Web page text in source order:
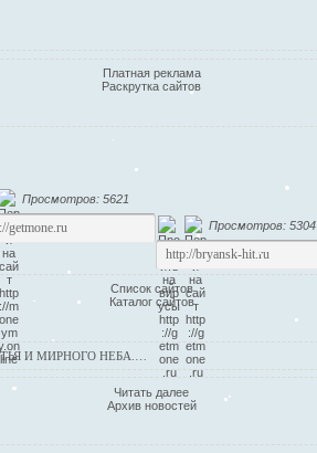
Платная реклама
Раскрутка сайтов
Просмотров: 5621
Просмотров: 5304
Список сайтов
Каталог сайтов
И МИРНОГО НЕБА.…
Читать далее
Архив новостей